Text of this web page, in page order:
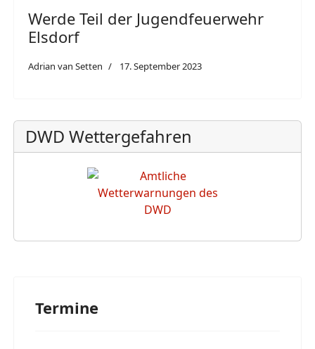
Werde Teil der Jugendfeuerwehr
Elsdorf
Adrian van Setten 17. September 2023
DWD Wettergefahren
Termine